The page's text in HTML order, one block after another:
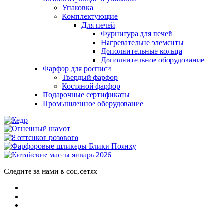
Упаковка
Комплектующие
Для печей
Фурнитура для печей
Нагревательне элементы
Дополнительные кольца
Дополнительное оборудование
Фарфор для росписи
Твердый фарфор
Костяной фарфор
Подарочные сертификаты
Промышленное оборудование
Следите за нами в соц.сетях